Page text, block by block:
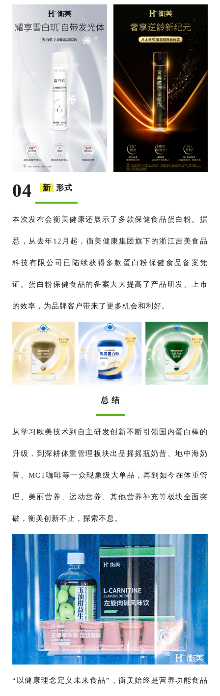
04 新 形式
本次发布会衡美健康还展示了多款保健食品蛋白粉。据
悉，从去年12月起，衡美健康集团旗下的浙江吉美食品
科技有限公司已陆续获得多款蛋白粉保健食品备案凭
证。蛋白粉保健食品的备案大大提高了产品研发、上市
的效率，为品牌客户带来了更多机会和利好。
总 结
从学习欧美技术到自主研发创新不断引领国内蛋白棒的
升级，到深耕体重管理板块出品摇摇瓶奶昔、地中海奶
昔、MCT咖啡等一众现象级大单品，再到如今在体重管
理、美丽营养、运动营养、其他营养补充等板块全面突
破，衡美创新不止，探索不息。
“以健康理念定义未来食品”，衡美始终是营养功能食品